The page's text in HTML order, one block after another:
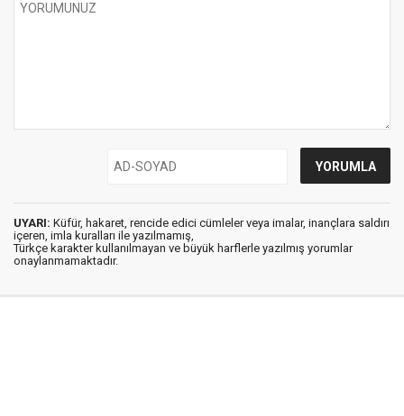
UYARI: Küfür, hakaret, rencide edici cümleler veya imalar, inançlara saldırı
içeren, imla kuralları ile yazılmamış,
Türkçe karakter kullanılmayan ve büyük harflerle yazılmış yorumlar
onaylanmamaktadır.